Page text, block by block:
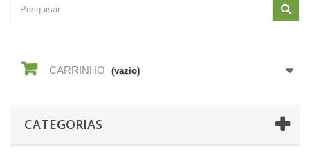
CARRINHO (vazio)
CATEGORIAS